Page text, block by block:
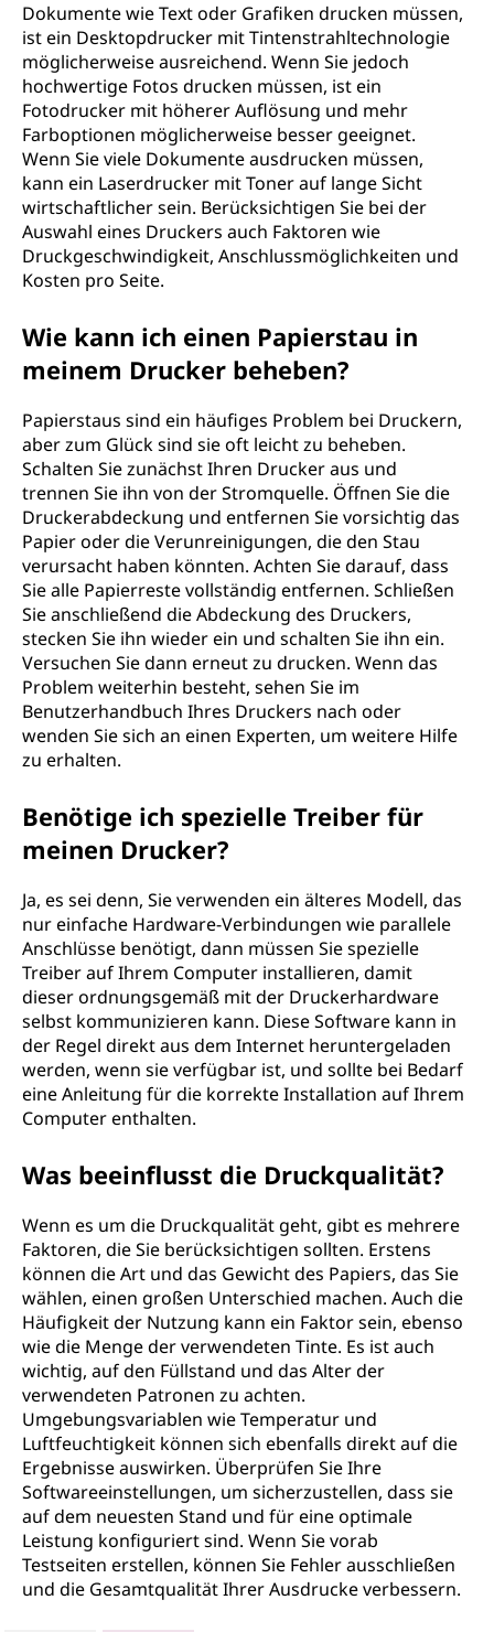
Dokumente wie Text oder Grafiken drucken müssen,
ist ein Desktopdrucker mit Tintenstrahltechnologie
möglicherweise ausreichend. Wenn Sie jedoch
hochwertige Fotos drucken müssen, ist ein
Fotodrucker mit höherer Auflösung und mehr
Farboptionen möglicherweise besser geeignet.
Wenn Sie viele Dokumente ausdrucken müssen,
kann ein Laserdrucker mit Toner auf lange Sicht
wirtschaftlicher sein. Berücksichtigen Sie bei der
Auswahl eines Druckers auch Faktoren wie
Druckgeschwindigkeit, Anschlussmöglichkeiten und
Kosten pro Seite.
Wie kann ich einen Papierstau in
meinem Drucker beheben?
Papierstaus sind ein häufiges Problem bei Druckern,
aber zum Glück sind sie oft leicht zu beheben.
Schalten Sie zunächst Ihren Drucker aus und
trennen Sie ihn von der Stromquelle. Öffnen Sie die
Druckerabdeckung und entfernen Sie vorsichtig das
Papier oder die Verunreinigungen, die den Stau
verursacht haben könnten. Achten Sie darauf, dass
Sie alle Papierreste vollständig entfernen. Schließen
Sie anschließend die Abdeckung des Druckers,
stecken Sie ihn wieder ein und schalten Sie ihn ein.
Versuchen Sie dann erneut zu drucken. Wenn das
Problem weiterhin besteht, sehen Sie im
Benutzerhandbuch Ihres Druckers nach oder
wenden Sie sich an einen Experten, um weitere Hilfe
zu erhalten.
Benötige ich spezielle Treiber für
meinen Drucker?
Ja, es sei denn, Sie verwenden ein älteres Modell, das
nur einfache Hardware-Verbindungen wie parallele
Anschlüsse benötigt, dann müssen Sie spezielle
Treiber auf Ihrem Computer installieren, damit
dieser ordnungsgemäß mit der Druckerhardware
selbst kommunizieren kann. Diese Software kann in
der Regel direkt aus dem Internet heruntergeladen
werden, wenn sie verfügbar ist, und sollte bei Bedarf
eine Anleitung für die korrekte Installation auf Ihrem
Computer enthalten.
Was beeinflusst die Druckqualität?
Wenn es um die Druckqualität geht, gibt es mehrere
Faktoren, die Sie berücksichtigen sollten. Erstens
können die Art und das Gewicht des Papiers, das Sie
wählen, einen großen Unterschied machen. Auch die
Häufigkeit der Nutzung kann ein Faktor sein, ebenso
wie die Menge der verwendeten Tinte. Es ist auch
wichtig, auf den Füllstand und das Alter der
verwendeten Patronen zu achten.
Umgebungsvariablen wie Temperatur und
Luftfeuchtigkeit können sich ebenfalls direkt auf die
Ergebnisse auswirken. Überprüfen Sie Ihre
Softwareeinstellungen, um sicherzustellen, dass sie
auf dem neuesten Stand und für eine optimale
Leistung konfiguriert sind. Wenn Sie vorab
Testseiten erstellen, können Sie Fehler ausschließen
und die Gesamtqualität Ihrer Ausdrucke verbessern.